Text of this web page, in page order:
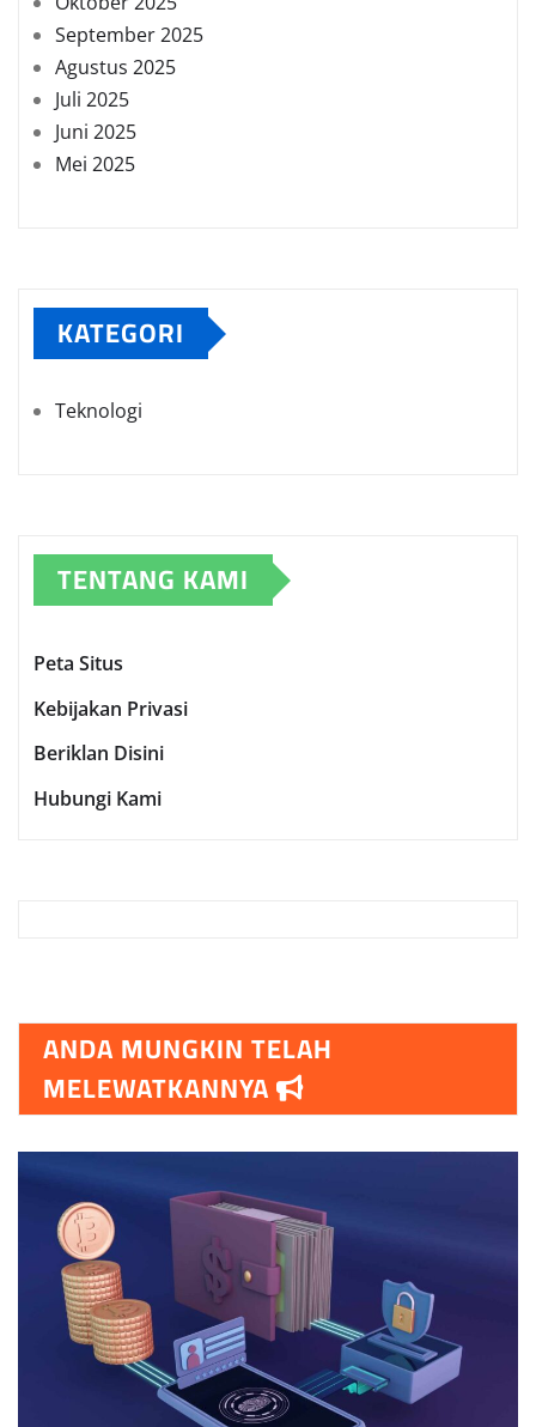
September 2025
Agustus 2025
Juli 2025
Juni 2025
Mei 2025
KATEGORI
Teknologi
TENTANG KAMI
Peta Situs
Kebijakan Privasi
Beriklan Disini
Hubungi Kami
ANDA MUNGKIN TELAH
MELEWATKANNYA